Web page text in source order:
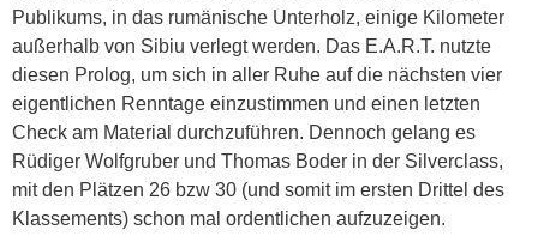
Publikums, in das rumänische Unterholz, einige Kilometer
außerhalb von Sibiu verlegt werden. Das E.A.R.T. nutzte
diesen Prolog, um sich in aller Ruhe auf die nächsten vier
eigentlichen Renntage einzustimmen und einen letzten
Check am Material durchzuführen. Dennoch gelang es
Rüdiger Wolfgruber und Thomas Boder in der Silverclass,
mit den Plätzen 26 bzw 30 (und somit im ersten Drittel des
Klassements) schon mal ordentlichen aufzuzeigen.